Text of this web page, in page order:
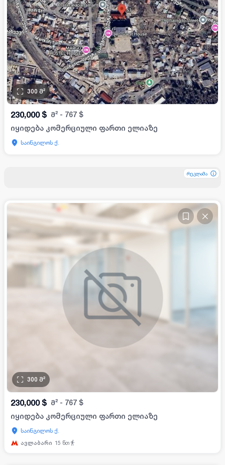
300 მ²
230,000 $ მ² - 767 $
იყიდება კომერციული ფართი ელიაზე
საინგილოს ქ.
300 მ²
230,000 $ მ² - 767 $
იყიდება კომერციული ფართი ელიაზე
საინგილოს ქ.
ავლაბარი 15 წთ
რეკლამა
რეკლამა
რეკლამა